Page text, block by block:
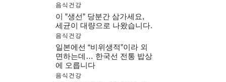
음식건강
이 ”생선” 당분간 삼가세요,
세균이 대량으로 나왔습니다.
음식건강
일본에선 “비위생적”이라 외
면하는데… 한국선 전통 밥상
에 오릅니다
음식건강